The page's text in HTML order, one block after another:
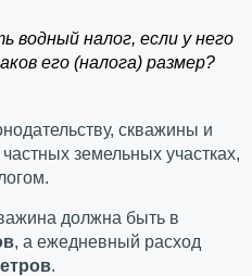
водный налог, если у него
его (налога) размер?
скважины и
земельных участках,
должна быть в
, а ежедневный расход
.